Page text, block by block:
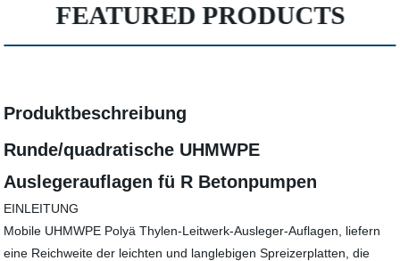
FEATURED PRODUCTS
Produktbeschreibung
Runde/quadratische UHMWPE
Auslegerauflagen fü R Betonpumpen
EINLEITUNG
Mobile UHMWPE Polyä Thylen-Leitwerk-Ausleger-Auflagen, liefern
eine Reichweite der leichten und langlebigen Spreizerplatten, die